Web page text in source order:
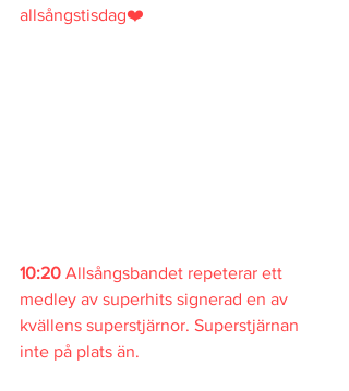
allsångstisdag❤️
10:20 Allsångsbandet repeterar ett
medley av superhits signerad en av
kvällens superstjärnor. Superstjärnan
inte på plats än.